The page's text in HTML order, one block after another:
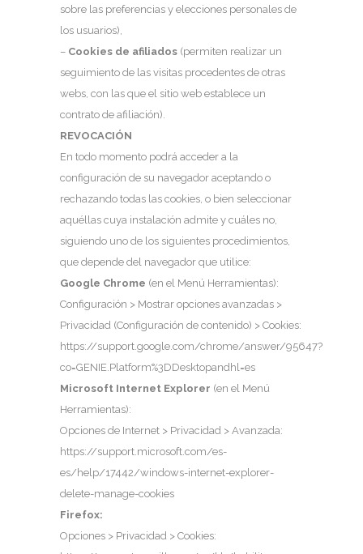
sobre las preferencias y elecciones personales de
los usuarios),
– Cookies de afiliados (permiten realizar un
seguimiento de las visitas procedentes de otras
webs, con las que el sitio web establece un
contrato de afiliación).
REVOCACIÓN
En todo momento podrá acceder a la
configuración de su navegador aceptando o
rechazando todas las cookies, o bien seleccionar
aquéllas cuya instalación admite y cuáles no,
siguiendo uno de los siguientes procedimientos,
que depende del navegador que utilice:
Google Chrome (en el Menú Herramientas):
Configuración > Mostrar opciones avanzadas >
Privacidad (Configuración de contenido) > Cookies:
https://support.google.com/chrome/answer/95647?
co=GENIE.Platform%3DDesktopandhl=es
Microsoft Internet Explorer (en el Menú
Herramientas):
Opciones de Internet > Privacidad > Avanzada:
https://support.microsoft.com/es-
es/help/17442/windows-internet-explorer-
delete-manage-cookies
Firefox:
Opciones > Privacidad > Cookies: